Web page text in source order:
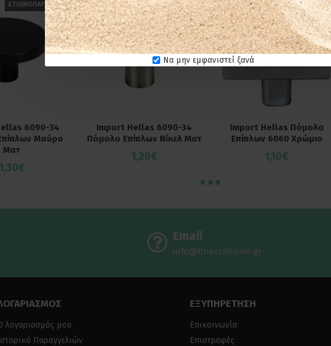
Να μην εμφανιστεί ξανά
ΕΤΟΙΜΟΠΑΡΑΔΟΤΟ
6090-34
Μαύρο
Ματ
1,30€
ΕΤΟΙΜΟΠΑΡΑΔΟΤΟ
Import Hellas 6090-34
Πόμολο Επίπλων Νίκελ Ματ
1,20€
ΕΤΟΙΜΟΠΑΡΑΔΟΤΟ
Import Hellas Πόμολο
Επίπλων 6060 Χρώμιο
1,10€
Email
info@finezzahome.gr
λογαριασμός μου
Παραγγελιών
ΕΞΥΠΗΡΕΤΗΣΗ
Επικοινωνία
Επιστροφές